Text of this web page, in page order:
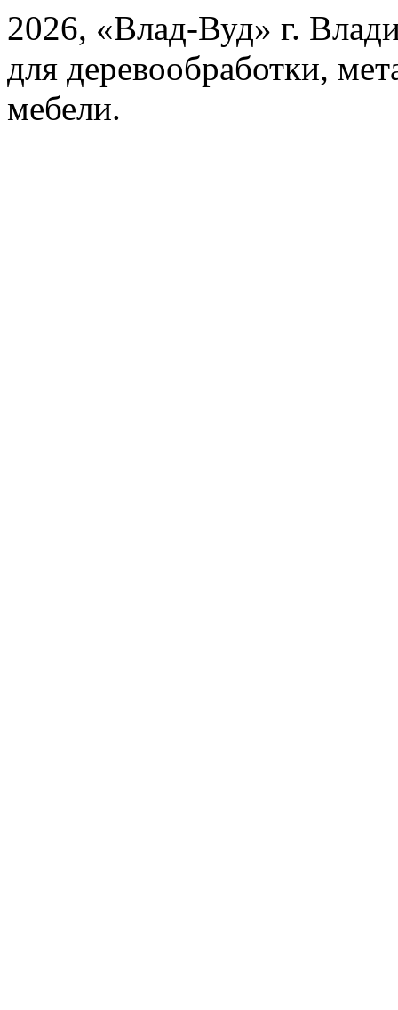
2026, «Влад-Вуд» г.
для деревообработки,
мебели.